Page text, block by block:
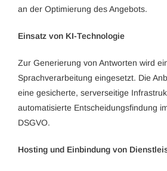
an der Optimierung des Angebots.
Einsatz von KI-Technologie
Zur Generierung von Antworten wird
Sprachverarbeitung eingesetzt. Die
eine gesicherte, serverseitige
automatisierte Entscheidungsfindung
DSGVO.
Hosting und Einbindung von